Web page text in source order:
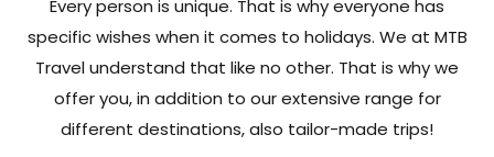
Every person is unique. That is why everyone has
specific wishes when it comes to holidays. We at MTB
Travel understand that like no other. That is why we
offer you, in addition to our extensive range for
different destinations, also tailor-made trips!